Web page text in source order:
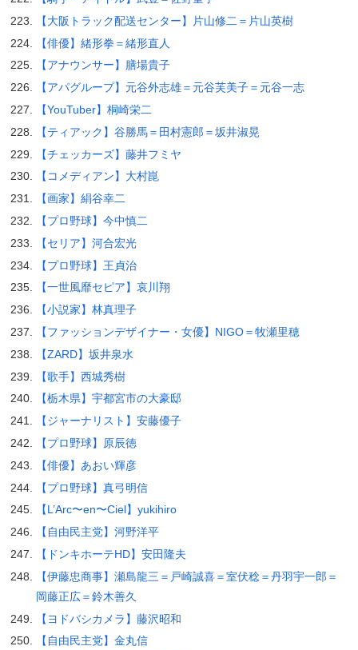
【大阪トラック配送センター】片山修二＝片山英樹
【俳優】緒形拳＝緒形直人
【アナウンサー】膳場貴子
【アパグループ】元谷外志雄＝元谷芙美子＝元谷一志
【YouTuber】桐崎栄二
【ティアック】谷勝馬＝田村憲郎＝坂井淑晃
【チェッカーズ】藤井フミヤ
【コメディアン】大村崑
【画家】絹谷幸二
【プロ野球】今中慎二
【セリア】河合宏光
【プロ野球】王貞治
【一世風靡セピア】哀川翔
【小説家】林真理子
【ファッションデザイナー・女優】NIGO＝牧瀬里穂
【ZARD】坂井泉水
【歌手】西城秀樹
【栃木県】宇都宮市の大豪邸
【ジャーナリスト】安藤優子
【プロ野球】原辰徳
【俳優】あおい輝彦
【プロ野球】真弓明信
【L’Arc〜en〜Ciel】yukihiro
【自由民主党】河野洋平
【ドンキホーテHD】安田隆夫
【伊藤忠商事】瀬島龍三＝戸崎誠喜＝室伏稔＝丹羽宇一郎＝
岡藤正広＝鈴木善久
【ヨドバシカメラ】藤沢昭和
【自由民主党】金丸信